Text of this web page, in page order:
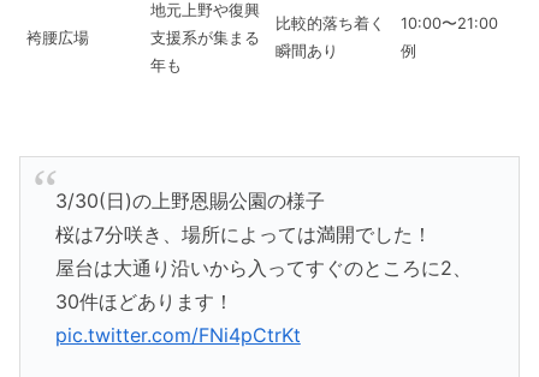
袴腰広場
地元上野や復興
支援系が集まる
年も
比較的落ち着く
瞬間あり
10:00〜21:00
例
3/30(日)の上野恩賜公園の様子
桜は7分咲き、場所によっては満開でした！
屋台は大通り沿いから入ってすぐのところに2、
30件ほどあります！
pic.twitter.com/FNi4pCtrKt